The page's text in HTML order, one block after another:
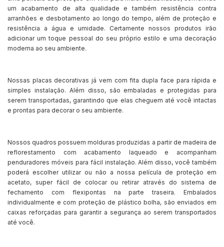
um acabamento de alta qualidade e também resistência contra
arranhões e desbotamento ao longo do tempo, além de proteção e
resistência a água e umidade. Certamente nossos produtos irão
adicionar um toque pessoal do seu próprio estilo e uma decoração
moderna ao seu ambiente.
Nossas placas decorativas já vem com fita dupla face para rápida e
simples instalação. Além disso, são embaladas e protegidas para
serem transportadas, garantindo que elas cheguem até você intactas
e prontas para decorar o seu ambiente.
Nossos quadros possuem molduras produzidas a partir de madeira de
reflorestamento com acabamento laqueado e acompanham
penduradores móveis para fácil instalação. Além disso, você também
poderá escolher utilizar ou não a nossa película de proteção em
acetato, super fácil de colocar ou retirar através do sistema de
fechamento com flexipontas na parte traseira. Embalados
individualmente e com proteção de plástico bolha, são enviados em
caixas reforçadas para garantir a segurança ao serem transportados
até você.